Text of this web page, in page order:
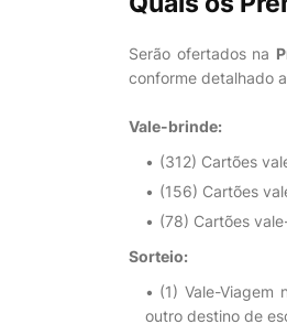
Serão ofertados na
conforme detalhado
Vale-brinde:
(312) Cartões
(156) Cartões
(78) Cartões
Sorteio:
(1) Vale-
outro destino de